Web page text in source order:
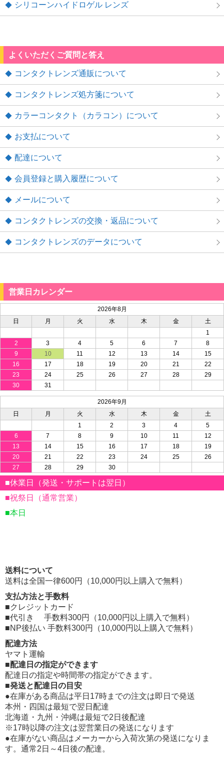
シリコーンハイドロゲル レンズ
よくいただくご質問と答え
コンタクトレンズ通販について
コンタクトレンズ処方箋について
カラーコンタクト（カラコン）について
お支払について
配達について
会員登録と購入履歴について
メールについて
コンタクトレンズの交換・返品について
コンタクトレンズのデータについて
営業日カレンダー
2026年8月
日
月 火 水 木 金
土
1
2
3 4 5 6 7
8
9
10 11 12 13 14
15
16
17 18 19 20 21
22
23
24 25 26 27 28
29
30
31
2026年9月
日
月 火 水 木 金
土
1
2 3 4
5
6
7 8 9 10 11
12
13
14 15 16 17 18
19
20
21 22 23 24 25
26
27
28 29 30
■休業日（発送・サポートは翌日）
■祝祭日（通常営業）
■本日
送料について
送料は全国一律600円（10,000円以上購入で無料）
支払方法と手数料
■クレジットカード
■代引き 手数料300円（10,000円以上購入で無料）
■NP後払い 手数料300円（10,000円以上購入で無料）
配達方法
ヤマト運輸
■配達日の指定ができます
配達日の指定や時間帯の指定ができます。
■発送と配達日の目安
●在庫がある商品は平日17時までの注文は即日で発送
本州・四国は最短で翌日配達
北海道・九州・沖縄は最短で2日後配達
※17時以降の注文は翌営業日の発送になります
●在庫がない商品はメーカーから入荷次第の発送になりま
す。通常2日～4日後の配達。